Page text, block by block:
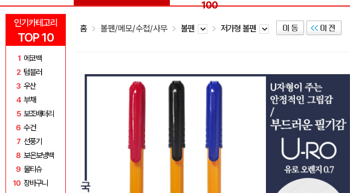
인기카테고리
TOP 10
1 에코백
2 텀블러
3 우산
4 부채
5 보조배터리
6 수건
7 선풍기
8 보온보냉백
9 물티슈
10 장바구니
100
홈 볼펜/메모/수첩/사무 볼펜 저가형 볼펜